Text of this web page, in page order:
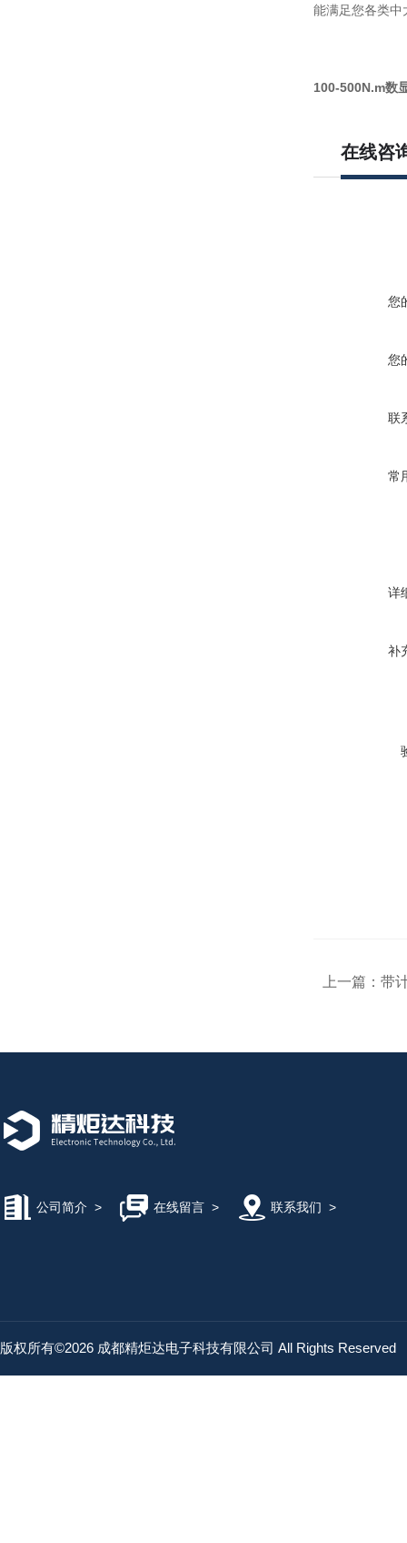
能满足您各类中
100-500N.m数
在线咨
您
您
联
常
详
补
上一篇： 带
公司简介 > 在线留言> 联系我们 >
版权所有©2026 成都精炬达电子科技有限公司 All Rights Reserved